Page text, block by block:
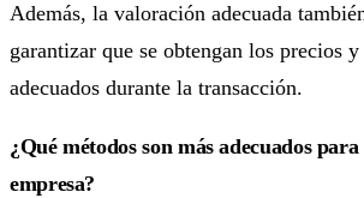
Además, la valoración adecuada
garantizar que se obtengan los precios
adecuados durante la transacción.
¿Qué métodos son más adecuados
empresa?